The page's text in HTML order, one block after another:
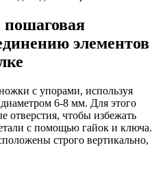
элементов
с упорами, используя
6-8 мм. Для этого
отверстия, чтобы избежать
с помощью гайок и ключа.
строго вертикально,